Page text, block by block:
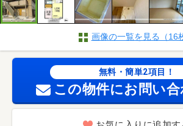
画像の一覧を見る（16
無料・簡単2項目！
この物件にお問い